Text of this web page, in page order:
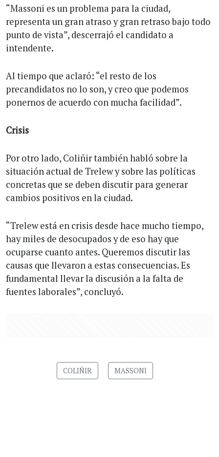
“Massoni es un problema para la ciudad,
representa un gran atraso y gran retraso bajo todo
punto de vista”, descerrajó el candidato a
intendente.
Al tiempo que aclaró: “el resto de los
precandidatos no lo son, y creo que podemos
ponernos de acuerdo con mucha facilidad”.
Crisis
Por otro lado, Coliñir también habló sobre la
situación actual de Trelew y sobre las políticas
concretas que se deben discutir para generar
cambios positivos en la ciudad.
“Trelew está en crisis desde hace mucho tiempo,
hay miles de desocupados y de eso hay que
ocuparse cuanto antes. Queremos discutir las
causas que llevaron a estas consecuencias. Es
fundamental llevar la discusión a la falta de
fuentes laborales”, concluyó.
COLIÑIR MASSONI